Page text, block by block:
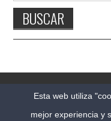
© 2026
Esta web utiliza
mejor experiencia y